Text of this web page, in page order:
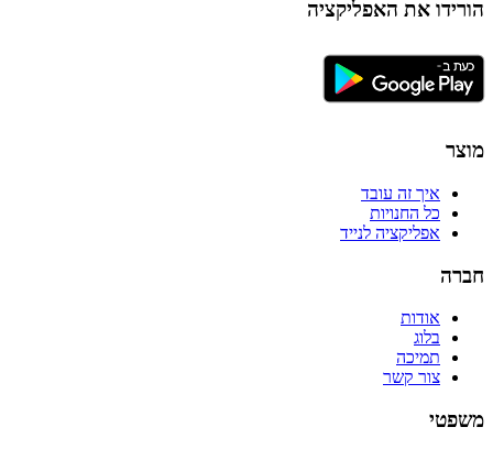
הורידו את האפליקציה
מוצר
איך זה עובד
כל החנויות
אפליקציה לנייד
חברה
אודות
בלוג
תמיכה
צור קשר
משפטי